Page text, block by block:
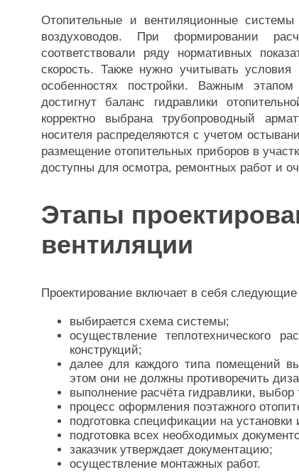
Отопительные и вентиляционные системы
воздуховодов. При формировании
соответствовали ряду нормативных
скорость. Также нужно учитывать
особенностях постройки. Важным
достигнут баланс гидравлики
корректно выбрана трубопроводный
носителя распределяются с учетом
размещение отопительных приборов в
доступны для осмотра, ремонтных работ и
Этапы
вентиляции
Проектирование включает в себя
выбирается схема системы;
осуществление теплотехнического
конструкций;
далее для каждого типа помещений
этом они не должны противоречить
выполнение расчёта гидравлики,
процесс оформления поэтажного
подготовка спецификации на
подготовка всех необходимых
заказчик утверждает документацию;
осуществление монтажных работ.